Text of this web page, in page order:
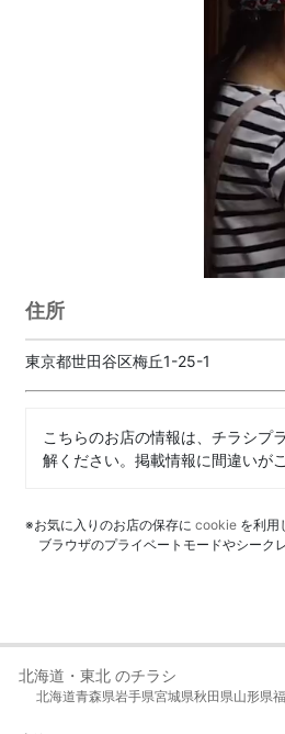
住所
東京都世田谷区梅丘1-25-1
こちらのお店の情報は、チラシプ
解ください。掲載情報に間違いが
※お気に入りのお店の保存に cookie を利用
ブラウザのプライベートモードやシーク
北海道・東北 のチラシ
北海道青森県岩手県宮城県秋田県山形県